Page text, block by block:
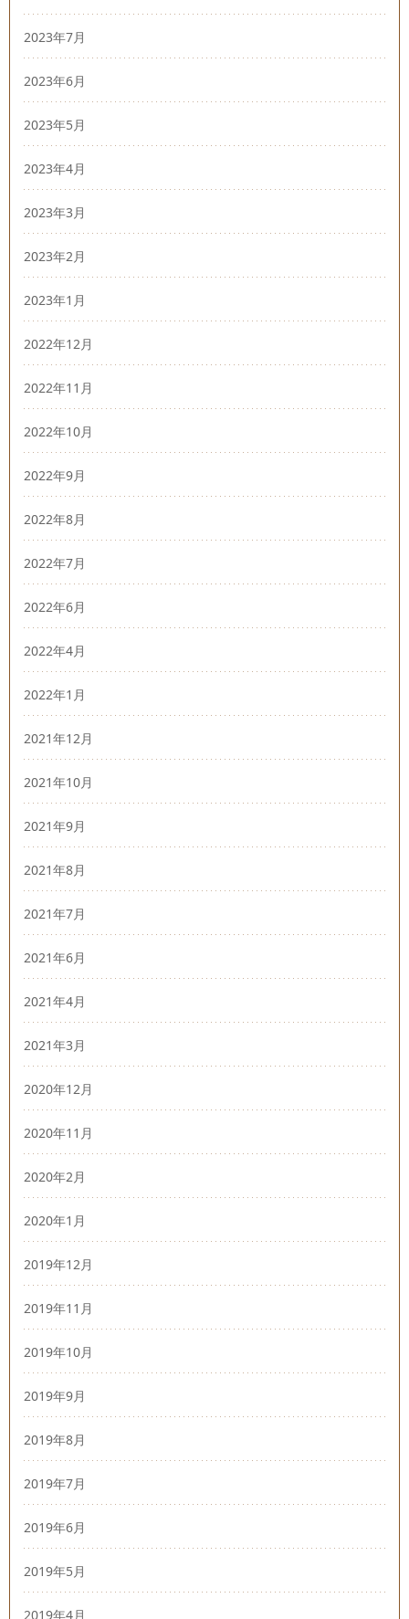
2023年7月
2023年6月
2023年5月
2023年4月
2023年3月
2023年2月
2023年1月
2022年12月
2022年11月
2022年10月
2022年9月
2022年8月
2022年7月
2022年6月
2022年4月
2022年1月
2021年12月
2021年10月
2021年9月
2021年8月
2021年7月
2021年6月
2021年4月
2021年3月
2020年12月
2020年11月
2020年2月
2020年1月
2019年12月
2019年11月
2019年10月
2019年9月
2019年8月
2019年7月
2019年6月
2019年5月
2019年4月